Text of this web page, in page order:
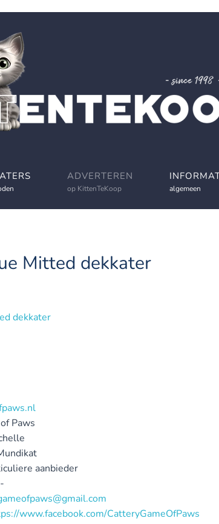
ADVERTEREN
op KittenTeKoop algemeen
Mitted dekkater
Paws
aanbieder
www.facebook.com/CatteryGameOfPaws